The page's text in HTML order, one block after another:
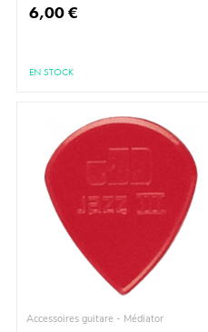
6,00 €
EN STOCK
Accessoires guitare - Médiator